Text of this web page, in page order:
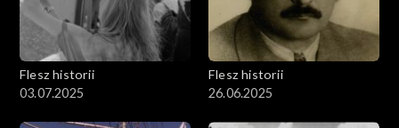
Flesz historii
03.07.2025
Flesz historii
26.06.2025